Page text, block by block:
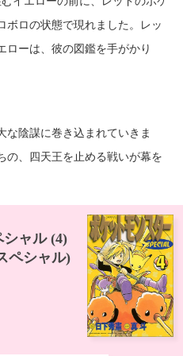
ボロの状態で現れました。レッ
ローは、彼の図鑑を手がかり
な陰謀に巻き込まれていきま
の、四天王を止める戦いが幕を